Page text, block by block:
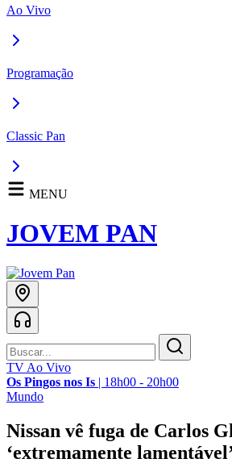
Ao Vivo
Programação
Classic Pan
MENU
JOVEM PAN
TV Ao Vivo
Os Pingos nos Is | 18h00 - 20h00
Mundo
Nissan vê fuga de Carlos
‘extremamente